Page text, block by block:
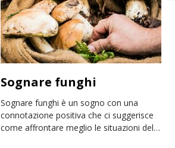
Sognare funghi
Sognare funghi è un sogno con una
connotazione positiva che ci suggerisce
come affrontare meglio le situazioni della